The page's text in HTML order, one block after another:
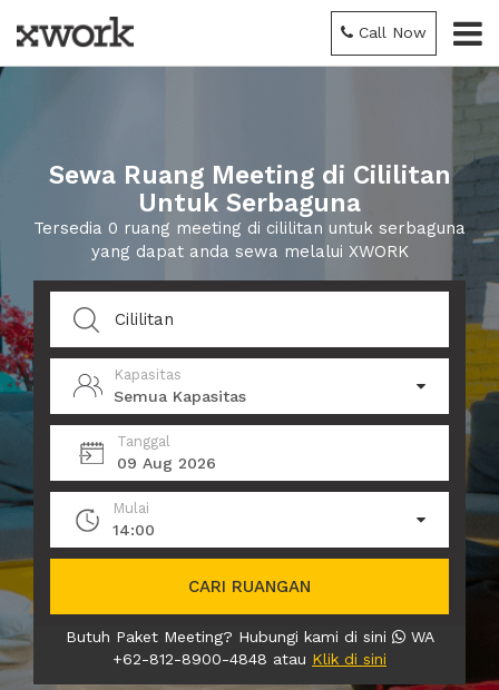
Call Now
Sewa Ruang Meeting di Cililitan
Untuk Serbaguna
Tersedia 0 ruang meeting di cililitan untuk serbaguna
yang dapat anda sewa melalui XWORK
Kapasitas
Semua Kapasitas
Tanggal
09 Aug 2026
Mulai
14:00
CARI RUANGAN
Butuh Paket Meeting? Hubungi kami di sini
WA
+62-812-8900-4848 atau Klik di sini